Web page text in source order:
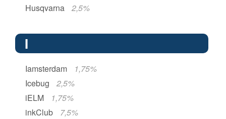
Husqvarna
2,5%
I
Iamsterdam
1,75%
Icebug
2,5%
iELM
1,75%
inkClub
7,5%